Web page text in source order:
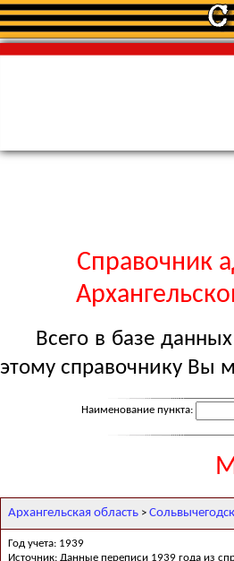
Справочник
Всего в базе
этому справочнику Вы
Наименование пункта:
Архангельская область >
Год учета: 1939
Источник: Данные переписи 1939 года из